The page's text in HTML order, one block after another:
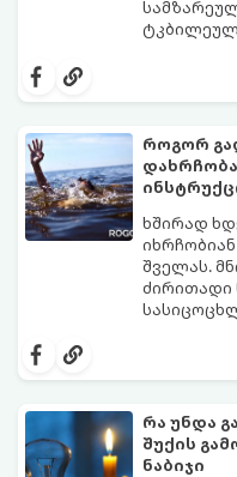
სპრეი და
სახლში
მარტივი,
როგორ
ხშირად
შველას.
ძირითადი
რა უნდა
შუქის
ნაბიჯი